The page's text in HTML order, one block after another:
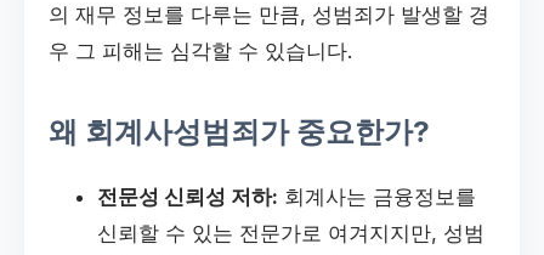
의 재무 정보를 다루는 만큼, 성범죄가 발생할 경
우 그 피해는 심각할 수 있습니다.
왜 회계사성범죄가 중요한가?
전문성 신뢰성 저하: 회계사는 금융정보를
신뢰할 수 있는 전문가로 여겨지지만, 성범